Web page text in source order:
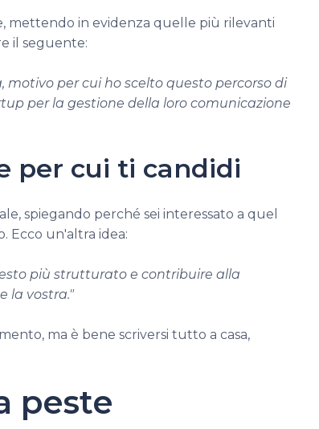
mettendo in evidenza quelle più rilevanti
il seguente:
per cui ho scelto questo percorso di
per la gestione della loro comunicazione
per cui ti candidi
spiegando perché sei interessato a quel
Ecco un'altra idea:
più strutturato e contribuire alla
la vostra."
ma è bene scriversi tutto a casa,
peste